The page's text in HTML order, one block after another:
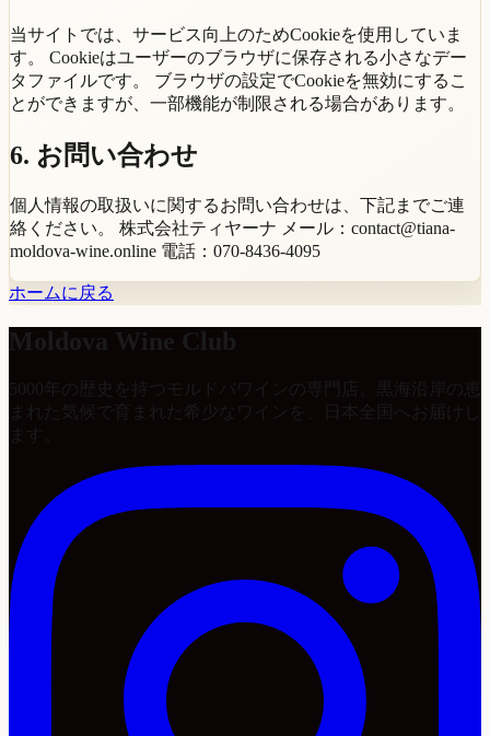
当サイトでは、サービス向上のためCookieを使用していま
す。 Cookieはユーザーのブラウザに保存される小さなデー
タファイルです。 ブラウザの設定でCookieを無効にするこ
とができますが、一部機能が制限される場合があります。
6. お問い合わせ
個人情報の取扱いに関するお問い合わせは、下記までご連
絡ください。 株式会社ティヤーナ メール：contact@tiana-
moldova-wine.online 電話：070-8436-4095
ホームに戻る